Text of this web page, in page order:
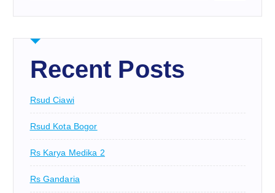
Recent Posts
Rsud Ciawi
Rsud Kota Bogor
Rs Karya Medika 2
Rs Gandaria